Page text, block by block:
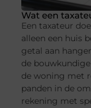
Wat een
Een taxateur
alleen een huis
getal aan
de
de woning met
panden in de
rekening met